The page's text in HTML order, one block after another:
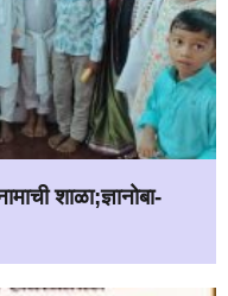
शाळा;ज्ञानोबा-